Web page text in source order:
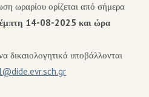
ωραρίου ορίζεται από σήμερα
14-08-2025 και ώρα
δικαιολογητικά υποβάλλονται